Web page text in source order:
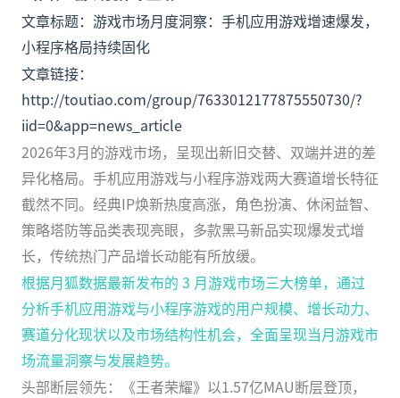
文章标题：游戏市场月度洞察：手机应用游戏增速爆发，
小程序格局持续固化
文章链接：
http://toutiao.com/group/7633012177875550730/?
iid=0&app=news_article
2026年3月的游戏市场，呈现出新旧交替、双端并进的差
异化格局。手机应用游戏与小程序游戏两大赛道增长特征
截然不同。经典IP焕新热度高涨，角色扮演、休闲益智、
策略塔防等品类表现亮眼，多款黑马新品实现爆发式增
长，传统热门产品增长动能有所放缓。
根据月狐数据最新发布的 3 月游戏市场三大榜单，通过
分析手机应用游戏与小程序游戏的用户规模、增长动力、
赛道分化现状以及市场结构性机会，全面呈现当月游戏市
场流量洞察与发展趋势。
头部断层领先：《王者荣耀》以1.57亿MAU断层登顶，